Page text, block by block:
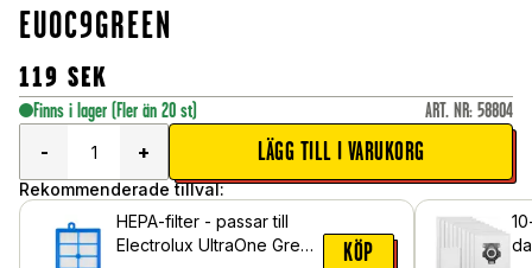
EUOC9GREEN
119 SEK
Finns i lager (Fler än 20 st) ART. NR: 58804
-
+ LÄGG TILL I VARUKORG
Rekommenderade tillval:
HEPA-filter - passar till
Electrolux UltraOne Green
KÖP